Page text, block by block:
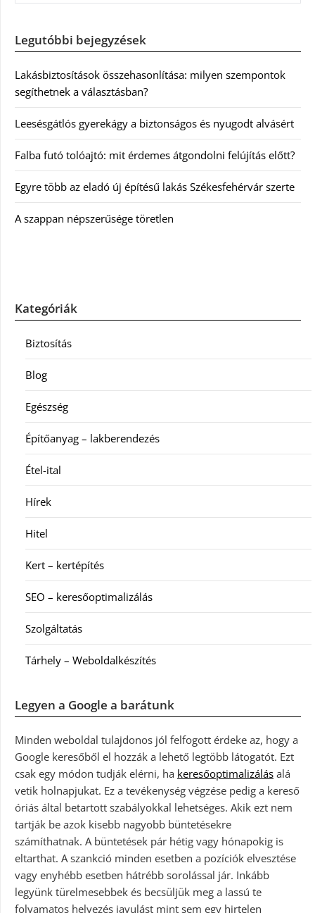
Legutóbbi bejegyzések
Lakásbiztosítások összehasonlítása: milyen szempontok
segíthetnek a választásban?
Leesésgátlós gyerekágy a biztonságos és nyugodt alvásért
Falba futó tolóajtó: mit érdemes átgondolni felújítás előtt?
Egyre több az eladó új építésű lakás Székesfehérvár szerte
A szappan népszerűsége töretlen
Kategóriák
Biztosítás
Blog
Egészség
Építőanyag – lakberendezés
Étel-ital
Hírek
Hitel
Kert – kertépítés
SEO – keresőoptimalizálás
Szolgáltatás
Tárhely – Weboldalkészítés
Legyen a Google a barátunk
Minden weboldal tulajdonos jól felfogott érdeke az, hogy a
Google keresőből el hozzák a lehető legtöbb látogatót. Ezt
csak egy módon tudják elérni, ha keresőoptimalizálás alá
vetik holnapjukat. Ez a tevékenység végzése pedig a kereső
óriás által betartott szabályokkal lehetséges. Akik ezt nem
tartják be azok kisebb nagyobb büntetésekre
számíthatnak. A büntetések pár hétig vagy hónapokig is
eltarthat. A szankció minden esetben a pozíciók elvesztése
vagy enyhébb esetben hátrébb sorolással jár. Inkább
legyünk türelmesebbek és becsüljük meg a lassú te
folyamatos helyezés javulást mint sem egy hirtelen